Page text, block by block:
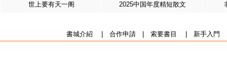
世上要有天一阁 2025中国年度精短散文
書城介紹 合作申請| 索要書目 新手入門